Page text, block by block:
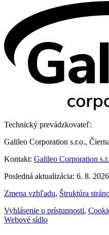
Technický prevádzkovateľ:
Galileo Corporation s.r.o.,
Kontakt: Galileo Corporation
Posledná aktualizácia: 6. 8. 2026
Zmena vzhľadu, Štruktúra
Vyhlásenie o prístupnosti,
Webové sídlo